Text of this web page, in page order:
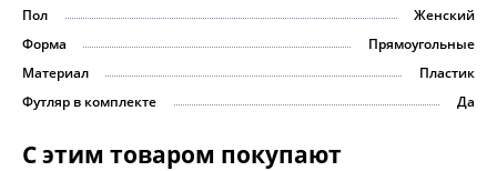
Пол
Женский
Форма
Прямоугольные
Материал
Пластик
Футляр в комплекте
Да
С этим товаром покупают